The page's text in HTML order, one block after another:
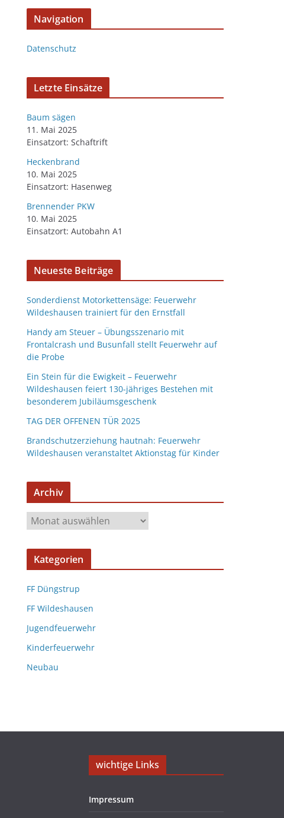
Navigation
Datenschutz
Letzte Einsätze
Baum sägen
11. Mai 2025
Einsatzort: Schaftrift
Heckenbrand
10. Mai 2025
Einsatzort: Hasenweg
Brennender PKW
10. Mai 2025
Einsatzort: Autobahn A1
Neueste Beiträge
Sonderdienst Motorkettensäge: Feuerwehr
Wildeshausen trainiert für den Ernstfall
Handy am Steuer – Übungsszenario mit
Frontalcrash und Busunfall stellt Feuerwehr auf
die Probe
Ein Stein für die Ewigkeit – Feuerwehr
Wildeshausen feiert 130-jähriges Bestehen mit
besonderem Jubiläumsgeschenk
TAG DER OFFENEN TÜR 2025
Brandschutzerziehung hautnah: Feuerwehr
Wildeshausen veranstaltet Aktionstag für Kinder
Archiv
Kategorien
FF Düngstrup
FF Wildeshausen
Jugendfeuerwehr
Kinderfeuerwehr
Neubau
wichtige Links
Impressum